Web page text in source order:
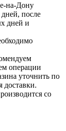
на-Дону
после
дней и
операции
уточнить по
доставки.
со